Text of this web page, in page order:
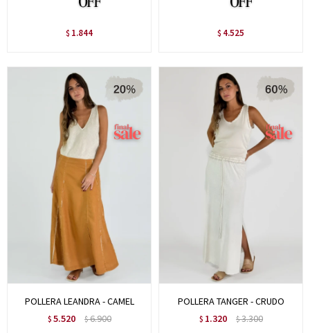
$ 1.844 $ 4.525
POLLERA LEANDRA - CAMEL
$ 5.520 $6.900
POLLERA TANGER - CRUDO
$ 1.320 $3.300